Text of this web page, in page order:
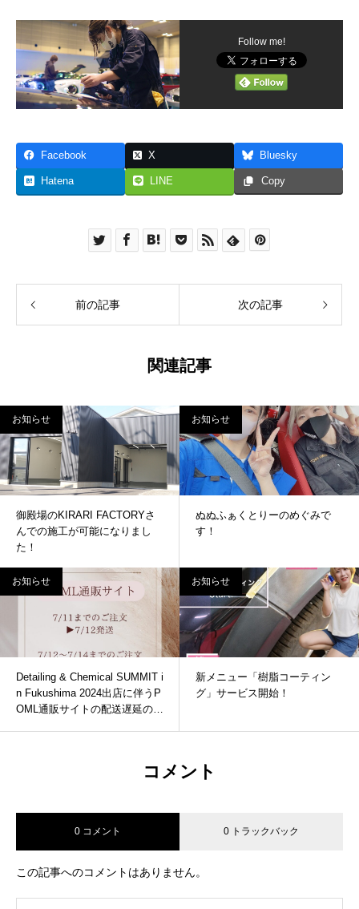
Follow me!
Facebook X Bluesky
Hatena LINE Copy
前の記事 次の記事
関連記事
お知らせ
御殿場のKIRARI FACTORYさ
んでの施工が可能になりまし
た！
お知らせ
ぬぬふぁくとりーのめぐみで
す！
お知らせ
Detailing & Chemical SUMMIT i
n Fukushima 2024出店に伴うP
OML通販サイトの配送遅延のお
お知らせ
新メニュー「樹脂コーティン
グ」サービス開始！
コメント
0 コメント 0 トラックバック
この記事へのコメントはありません。